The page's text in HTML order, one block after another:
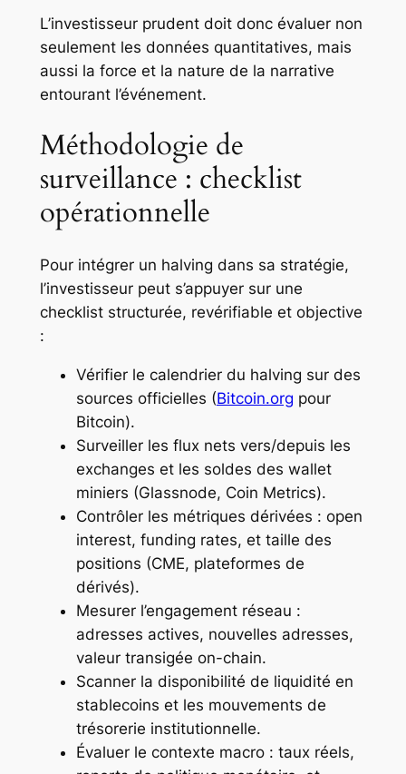
L’investisseur prudent doit donc évaluer non
seulement les données quantitatives, mais
aussi la force et la nature de la narrative
entourant l’événement.
Méthodologie de
surveillance : checklist
opérationnelle
Pour intégrer un halving dans sa stratégie,
l’investisseur peut s’appuyer sur une
checklist structurée, revérifiable et objective
:
Vérifier le calendrier du halving sur des
sources officielles (Bitcoin.org pour
Bitcoin).
Surveiller les flux nets vers/depuis les
exchanges et les soldes des wallet
miniers (Glassnode, Coin Metrics).
Contrôler les métriques dérivées : open
interest, funding rates, et taille des
positions (CME, plateformes de
dérivés).
Mesurer l’engagement réseau :
adresses actives, nouvelles adresses,
valeur transigée on-chain.
Scanner la disponibilité de liquidité en
stablecoins et les mouvements de
trésorerie institutionnelle.
Évaluer le contexte macro : taux réels,